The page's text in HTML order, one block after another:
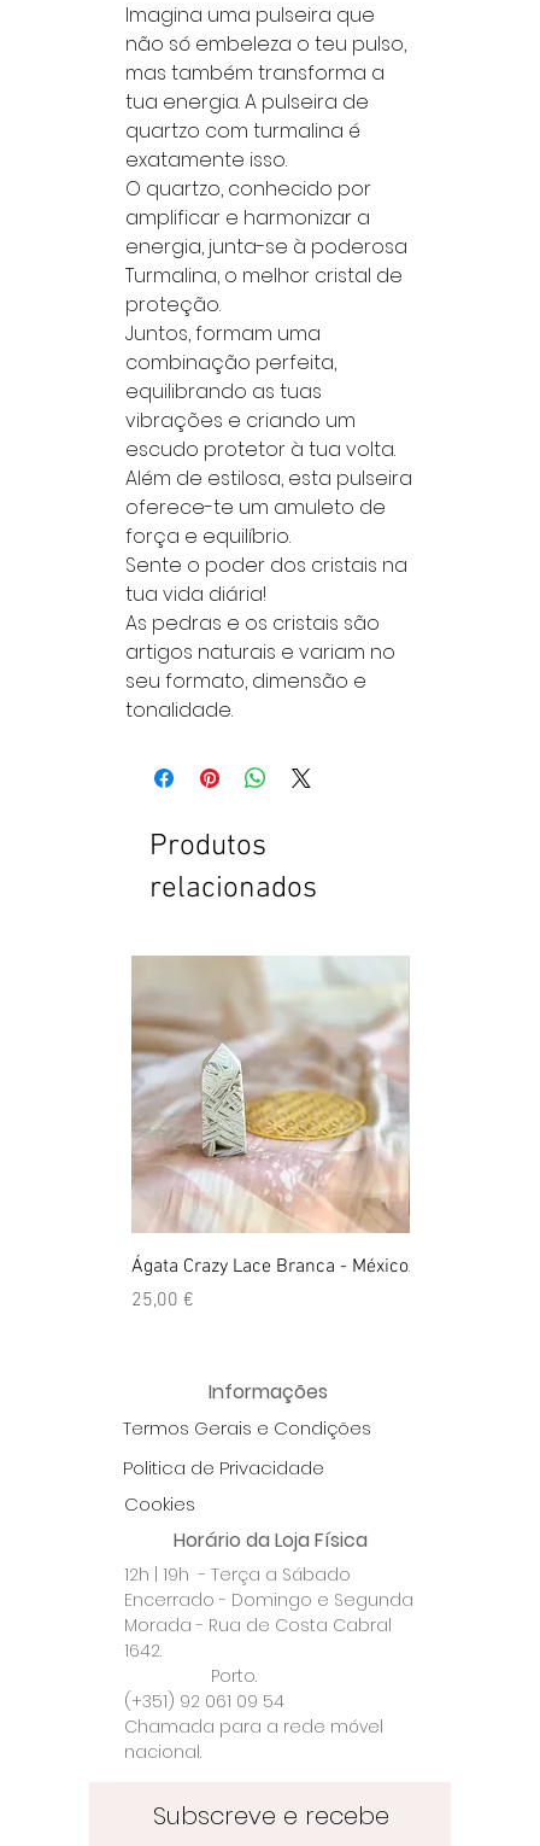
Imagina uma pulseira que
não só embeleza o teu pulso,
mas também transforma a
tua energia. A pulseira de
quartzo com turmalina é
exatamente isso.
O quartzo, conhecido por
amplificar e harmonizar a
energia, junta-se à poderosa
Turmalina, o melhor cristal de
proteção.
Juntos, formam uma
combinação perfeita,
equilibrando as tuas
vibrações e criando um
escudo protetor à tua volta.
Além de estilosa, esta pulseira
oferece-te um amuleto de
força e equilíbrio.
Sente o poder dos cristais na
tua vida diária!
As pedras e os cristais são
artigos naturais e variam no
seu formato, dimensão e
tonalidade.
Produtos
relacionados
Ágata Crazy Lace Branca - México
Preço
25,00 €
Anel Golden
Informações
Termos Gerais e Condições
Politica de Privacidade
Cookies
Horário da Loja Física
12h | 19h - Terça a Sábado
Encerrado - Domingo e Segunda
Morada - Rua de Costa Cabral
1642.
Porto.
(+351) 92 061 09 54
Chamada para a rede móvel
nacional.
Subscreve e recebe